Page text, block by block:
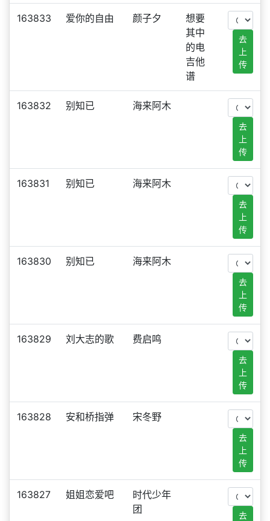
163833 爱你的自由 颜子夕
想要
其中
的电
吉他
谱
去
上
传
163832 别知已 海来阿木
去
上
传
163831 别知已 海来阿木
去
上
传
163830 别知已 海来阿木
去
上
传
163829 刘大志的歌 费启鸣
去
上
传
163828 安和桥指弹 宋冬野
去
上
传
163827 姐姐恋爱吧
时代少年
团
去